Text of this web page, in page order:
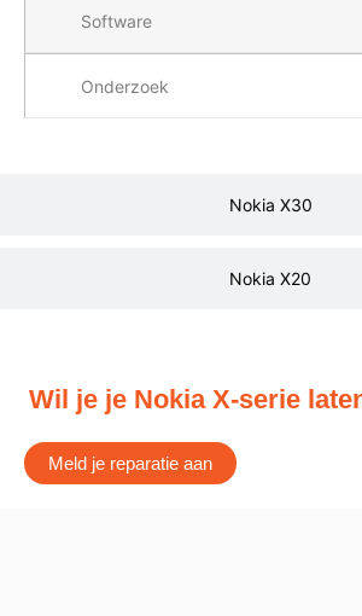
Nokia X30
Nokia X20
Software
Onderzoek
Wil je je Nokia X-serie
Meld je reparatie aan